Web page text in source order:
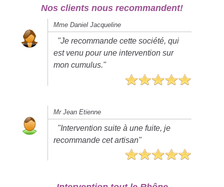
Nos clients nous recommandent!
Mme Daniel Jacqueline
"Je recommande cette société, qui
est venu pour une intervention sur
mon cumulus."
Mr Jean Etienne
"Intervention suite à une fuite, je
recommande cet artisan"